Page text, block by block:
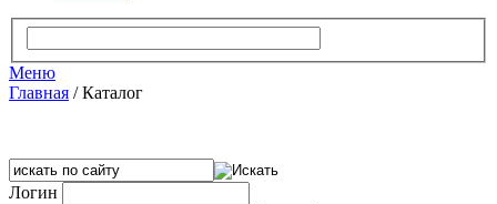
Меню
Главная /Каталог
Логин